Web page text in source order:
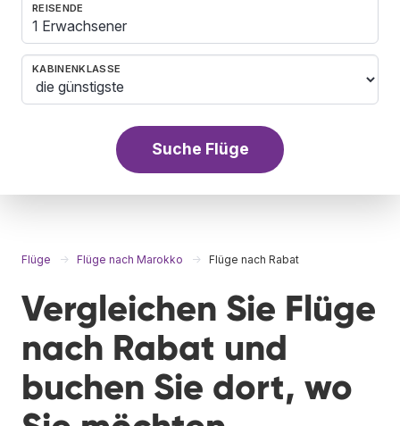
REISENDE
1 Erwachsener
KABINENKLASSE
Suche Flüge
Flüge Flüge nach Marokko Flüge nach Rabat
Vergleichen Sie Flüge
nach Rabat und
buchen Sie dort, wo